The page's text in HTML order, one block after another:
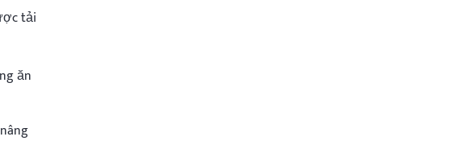
tải
ăn